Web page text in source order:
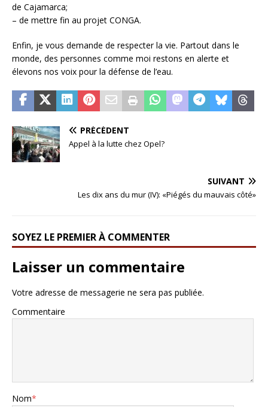
de Cajamarca;
– de mettre fin au projet CONGA.
Enfin, je vous demande de respecter la vie. Partout dans le
monde, des personnes comme moi restons en alerte et
élevons nos voix pour la défense de l’eau.
PRÉCÉDENT
Appel à la lutte chez Opel?
SUIVANT
Les dix ans du mur (IV): «Piégés du mauvais côté»
SOYEZ LE PREMIER À COMMENTER
Laisser un commentaire
Votre adresse de messagerie ne sera pas publiée.
Commentaire
Nom*